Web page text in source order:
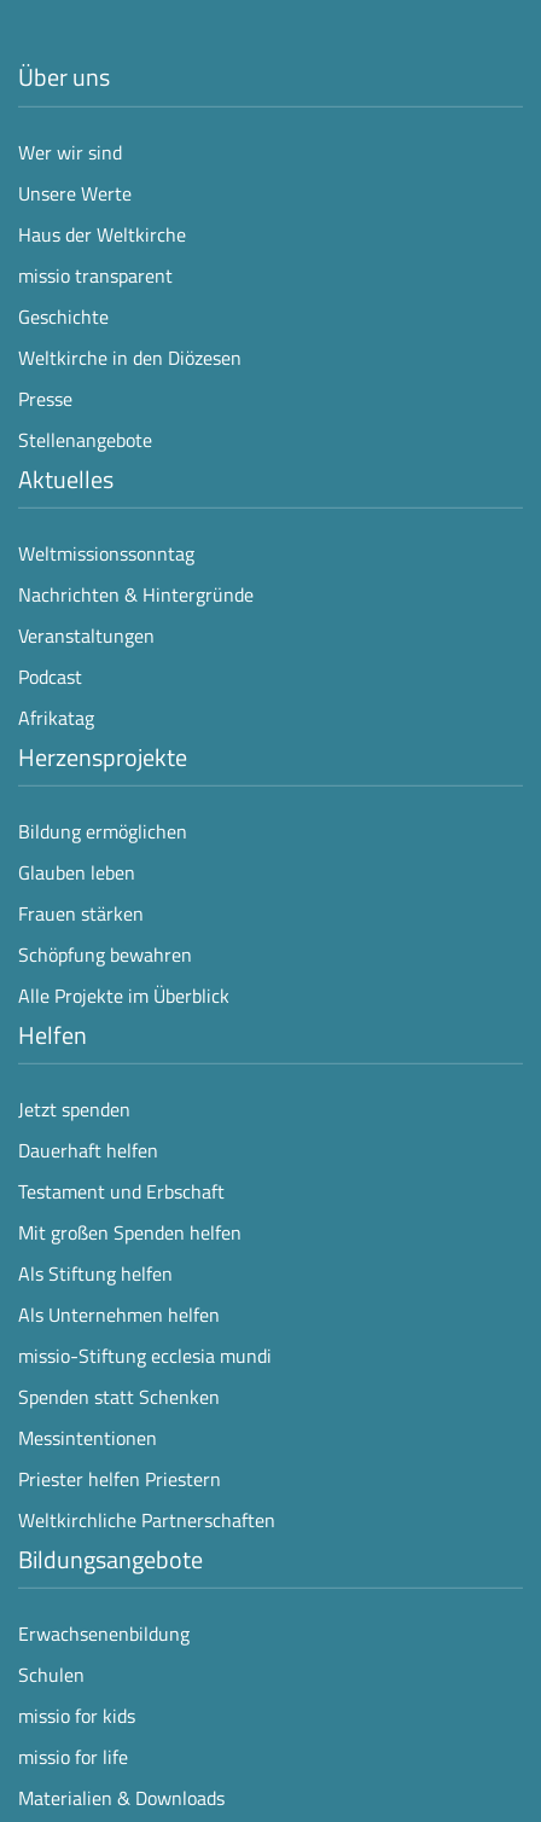
Über uns
Wer wir sind
Unsere Werte
Haus der Weltkirche
missio transparent
Geschichte
Weltkirche in den Diözesen
Presse
Stellenangebote
Aktuelles
Weltmissionssonntag
Nachrichten & Hintergründe
Veranstaltungen
Podcast
Afrikatag
Herzensprojekte
Bildung ermöglichen
Glauben leben
Frauen stärken
Schöpfung bewahren
Alle Projekte im Überblick
Helfen
Jetzt spenden
Dauerhaft helfen
Testament und Erbschaft
Mit großen Spenden helfen
Als Stiftung helfen
Als Unternehmen helfen
missio-Stiftung ecclesia mundi
Spenden statt Schenken
Messintentionen
Priester helfen Priestern
Weltkirchliche Partnerschaften
Bildungsangebote
Erwachsenenbildung
Schulen
missio for kids
missio for life
Materialien & Downloads